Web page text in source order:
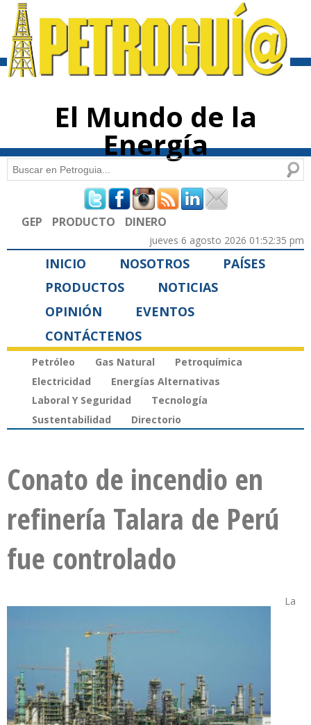
contenido
El Mundo de la
Energía
Formulario de búsqueda
Buscar
GEP PRODUCTO DINERO
jueves 6 agosto 2026 01:52:35 pm
INICIO NOSOTROS
PAÍSES
PRODUCTOS
NOTICIAS
OPINIÓN
EVENTOS
CONTÁCTENOS
Petróleo Gas Natural
Petroquímica
Electricidad
Energías Alternativas
Laboral Y Seguridad
Tecnología
Sustentabilidad
Directorio
Conato de incendio en
refinería Talara de Perú
fue controlado
La